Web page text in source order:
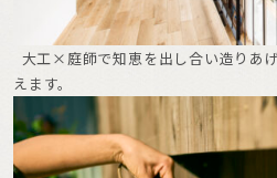
大工×庭師で知恵を出し合い造りあ
えます。